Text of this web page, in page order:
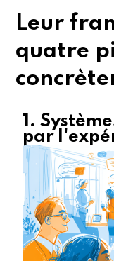
Leur
quatre
1.
par